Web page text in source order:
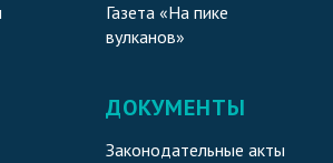
Газета «На пике
вулканов»
ДОКУМЕНТЫ
Законодательные акты